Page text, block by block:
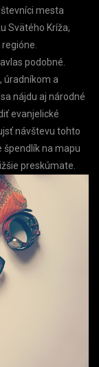
mesta
Svätého Kríža,
podobné.
úradníkom a
nájdu aj národné
evanjelické
návštevu tohto
na mapu
preskúmate.